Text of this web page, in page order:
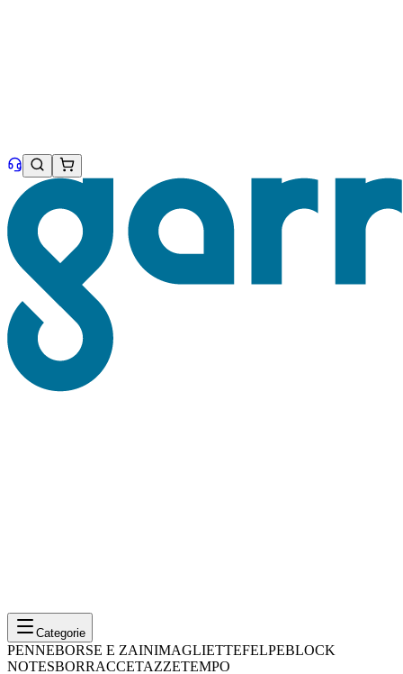
Categorie
PENNEBORSE E ZAINIMAGLIETTEFELPEBLOCK
NOTESBORRACCETAZZETEMPO